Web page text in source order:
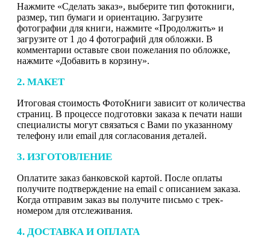
Нажмите «Сделать заказ», выберите тип фотокниги,
размер, тип бумаги и ориентацию. Загрузите
фотографии для книги, нажмите «Продолжить» и
загрузите от 1 до 4 фотографий для обложки. В
комментарии оставьте свои пожелания по обложке,
нажмите «Добавить в корзину».
2. МАКЕТ
Итоговая стоимость ФотоКниги зависит от количества
страниц. В процессе подготовки заказа к печати наши
специалисты могут связаться с Вами по указанному
телефону или email для согласования деталей.
3. ИЗГОТОВЛЕНИЕ
Оплатите заказ банковской картой. После оплаты
получите подтверждение на email с описанием заказа.
Когда отправим заказ вы получите письмо с трек-
номером для отслеживания.
4. ДОСТАВКА И ОПЛАТА